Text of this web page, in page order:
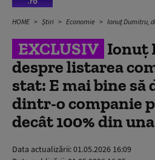
HOME Știri Economie Ionuț Dumitru, despre listarea companiilor
EXCLUSIV Ionuț
despre listarea
stat: E mai bine să
dintr-o companie
decât 100% din
Data actualizării:01.05.2026 16:09